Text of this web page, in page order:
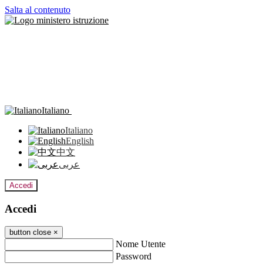
Salta al contenuto
Italiano
Italiano
English
中文
عربى
Accedi
Accedi
button close ×
Nome Utente
Password